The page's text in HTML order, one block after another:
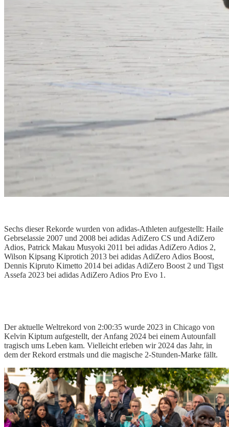
Sechs dieser Rekorde wurden von adidas-Athleten aufgestellt: Haile
Gebrselassie 2007 und 2008 bei adidas AdiZero CS und AdiZero
Adios, Patrick Makau Musyoki 2011 bei adidas AdiZero Adios 2,
Wilson Kipsang Kiprotich 2013 bei adidas AdiZero Adios Boost,
Dennis Kipruto Kimetto 2014 bei adidas AdiZero Boost 2 und Tigst
Assefa 2023 bei adidas AdiZero Adios Pro Evo 1.
Der aktuelle Weltrekord von 2:00:35 wurde 2023 in Chicago von
Kelvin Kiptum aufgestellt, der Anfang 2024 bei einem Autounfall
tragisch ums Leben kam. Vielleicht erleben wir 2024 das Jahr, in
dem der Rekord erstmals und die magische 2-Stunden-Marke fällt.